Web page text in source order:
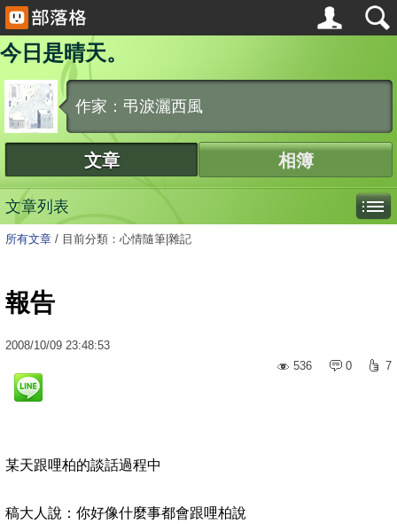
今日是晴天。
作家：弔淚灑西風
文章 相簿
文章列表
所有文章 / 目前分類：心情隨筆|雜記
報告
2008/10/09 23:48:53
536
0 7
某天跟哩柏的談話過程中
稿大人說：你好像什麼事都會跟哩柏說